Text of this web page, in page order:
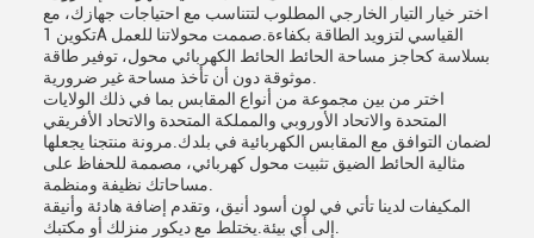
اختر خيار التيار الخارجي المطلوب لتتناسب مع احتياجات جهازك، مع
تكوين 1A القياسي لتزويد الطاقة بكفاءة.صممت محولاتنا للعمل
بسلاسة كحاجز مساحة الحائط الحائط الكهربائي محول، توفير طاقة
اختر من بين مجموعة من أنواع المقابس بما في ذلك الولايات
المتحدة والاتحاد الأوروبي والمملكة المتحدة والاتحاد الأفريقي
لضمان التوافق مع المقابس الكهربائية في بلدك.مرونة منتجنا يجعلها
مثالية الحائط الضيق تثبيت محول كهربائي، مصممة للحفاظ على
المكيفات لدينا تأتي في لون أسود أنيق، وتقدم إضافة هادئة وأنيقة